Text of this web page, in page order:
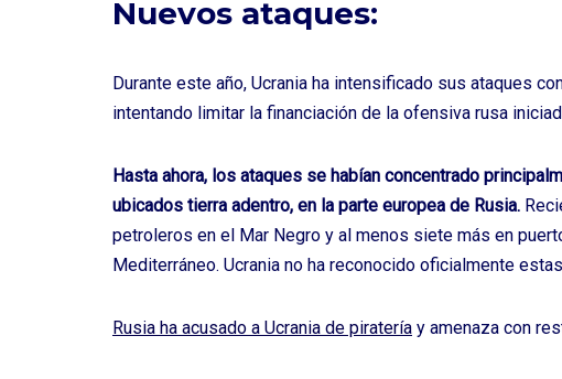
Nuevos ataques:
Durante este año, Ucrania ha intensificado sus ataques
intentando limitar la financiación de la ofensiva rusa
Hasta ahora, los ataques se habían concentrado
ubicados tierra adentro, en la parte europea de Rusia.
petroleros en el Mar Negro y al menos siete más en
Mediterráneo. Ucrania no ha reconocido oficialmente
Rusia ha acusado a Ucrania de piratería y amenaza con